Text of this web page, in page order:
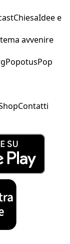
ChiesaIdee e
avvenire
PopotusPop
Contatti